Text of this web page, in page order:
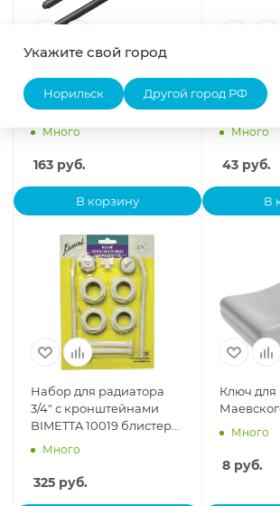
кронштейнов с
дюбелями 7,2х170мм,
Много
163 руб.
В корзину
9Х200
Много
43руб.
В
Набор для радиатора
3/4" с кронштейнами
BIMETTA 10019 блистер
(9 предметов)
Много
325 руб.
Ключ для
Много
8руб.
Укажите свой город
Норильск Другой город РФ